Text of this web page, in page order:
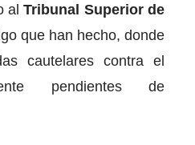
alTribunal Superior de
que han hecho, donde
cautelares contra el
pendientes de